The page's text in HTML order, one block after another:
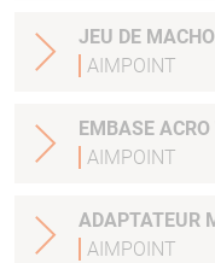
JEU DE
AIMPOINT
EMBASE
AIMPOINT
ADAPTATEUR
AIMPOINT